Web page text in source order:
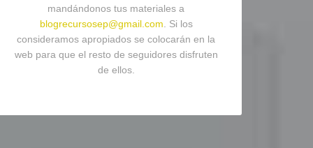
mandándonos tus materiales a
blogrecursosep@gmail.com . Si los
consideramos apropiados se colocarán en la
web para que el resto de seguidores disfruten
de ellos.